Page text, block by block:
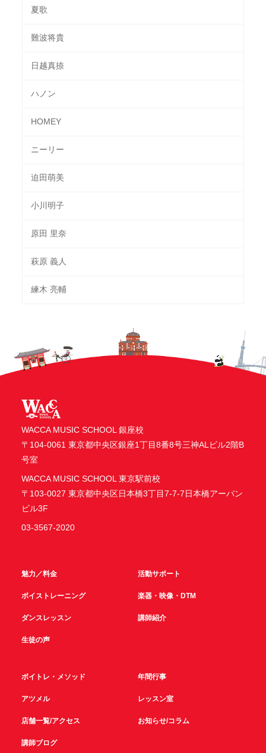
夏歌
難波将貴
日越真捺
ハノン
HOMEY
ニーリー
迫田萌美
小川明子
原田 里奈
萩原 義人
練木 亮輔
WACCA MUSIC SCHOOL 銀座校
〒104-0061 東京都中央区銀座1丁目8番8号三神ALビル2階B
号室
WACCA MUSIC SCHOOL 東京駅前校
〒103-0027 東京都中央区日本橋3丁目7-7-7日本橋アーバン
ビル3F
03-3567-2020
魅力／料金 活動サポート
ボイストレーニング 楽器・映像・DTM
ダンスレッスン 講師紹介
生徒の声
ボイトレ・メソッド 年間行事
アツメル レッスン室
店舗一覧/アクセス お知らせ/コラム
講師ブログ